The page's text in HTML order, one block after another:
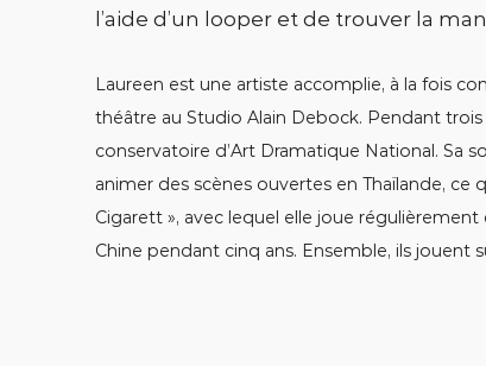
l’aide d’un looper et de trouver la
Laureen est une artiste accomplie, à la fois
théâtre au Studio Alain Debock. Pendant
conservatoire d’Art Dramatique National. Sa
animer des scènes ouvertes en Thaïlande,
Cigarett », avec lequel elle joue
Chine pendant cinq ans. Ensemble, ils jouent